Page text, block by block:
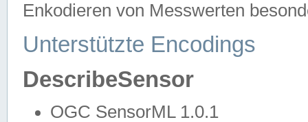
Enkodieren von Messwerten
Unterstützte Encodings
DescribeSensor
OGC SensorML 1.0.1